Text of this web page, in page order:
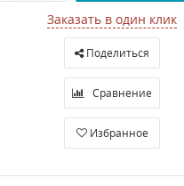
Заказать в один клик
Поделиться
Сравнение
Избранное